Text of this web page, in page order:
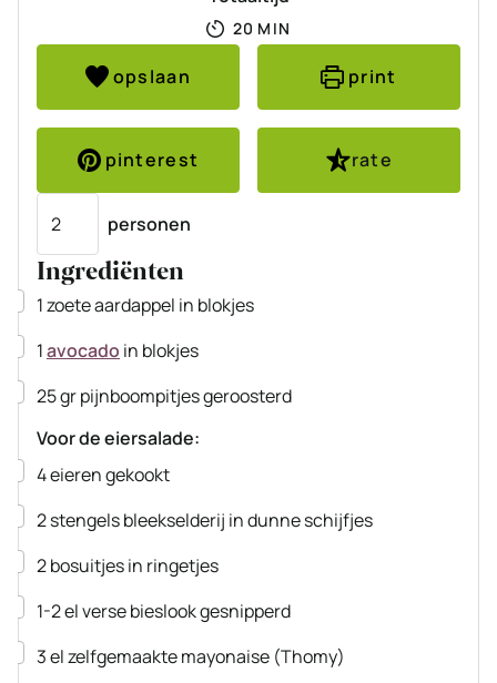
20 MINUTEN
MIN
opslaan print
pinterest
rate
personen
Ingrediënten
▢
1zoete aardappel in blokjes
▢
1avocado in blokjes
▢
25grpijnboompitjesgeroosterd
Voor de eiersalade:
▢
4eierengekookt
▢
2stengels bleekselderij in dunne schijfjes
▢
2bosuitjesin ringetjes
▢
1-2elverse bieslookgesnipperd
▢
3elzelfgemaakte mayonaise (Thomy)